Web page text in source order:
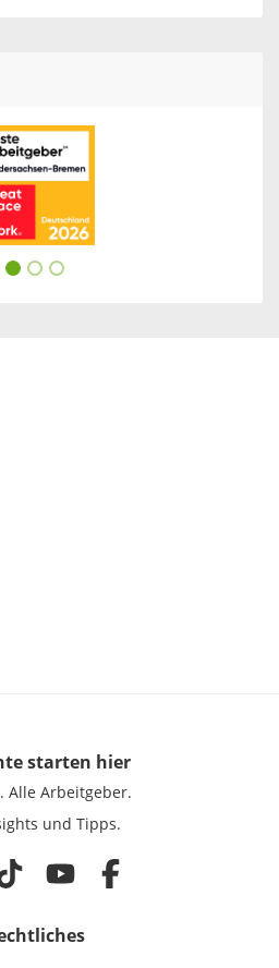
starten hier
Alle Arbeitgeber.
und Tipps.